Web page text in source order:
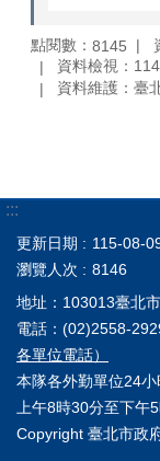
點閱數： 8145
資料檢視：
資料維護：臺
:::
更新日期
115-08-
瀏覽人次
8146
地址：103013臺北
電話：(02)2558-
各單位電話）
本隊各外勤單位24
上午8時30分至下午
Copyright 臺北市政